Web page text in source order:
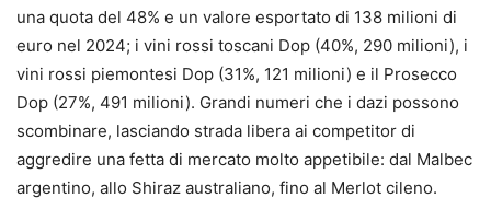
una quota del 48% e un valore esportato di 138 milioni di
euro nel 2024; i vini rossi toscani Dop (40%, 290 milioni), i
vini rossi piemontesi Dop (31%, 121 milioni) e il Prosecco
Dop (27%, 491 milioni). Grandi numeri che i dazi possono
scombinare, lasciando strada libera ai competitor di
aggredire una fetta di mercato molto appetibile: dal Malbec
argentino, allo Shiraz australiano, fino al Merlot cileno.